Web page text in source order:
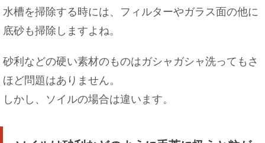
水槽を掃除する時には、フィルターやガラス面の他に
底砂も掃除しますよね。
砂利などの硬い素材のものはガシャガシャ洗ってもさ
ほど問題はありません。
しかし、ソイルの場合は違います。